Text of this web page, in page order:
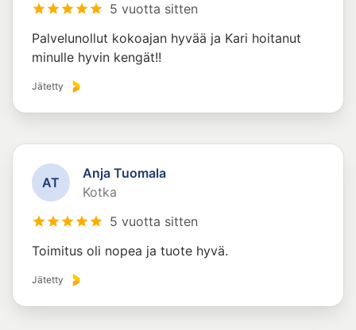
5 vuotta sitten
Palvelunollut kokoajan hyvää ja Kari hoitanut
minulle hyvin kengät!!
Jätetty
AT
Anja Tuomala
Kotka
5 vuotta sitten
Toimitus oli nopea ja tuote hyvä.
Jätetty